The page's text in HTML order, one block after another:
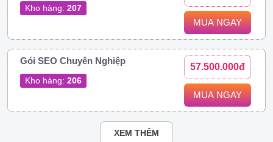
Kho hàng: 207
MUA NGAY
Gói SEO Chuyên Nghiệp
Kho hàng: 206
57.500.000đ
MUA NGAY
XEM THÊM